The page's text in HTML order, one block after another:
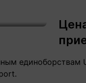
единоборствам